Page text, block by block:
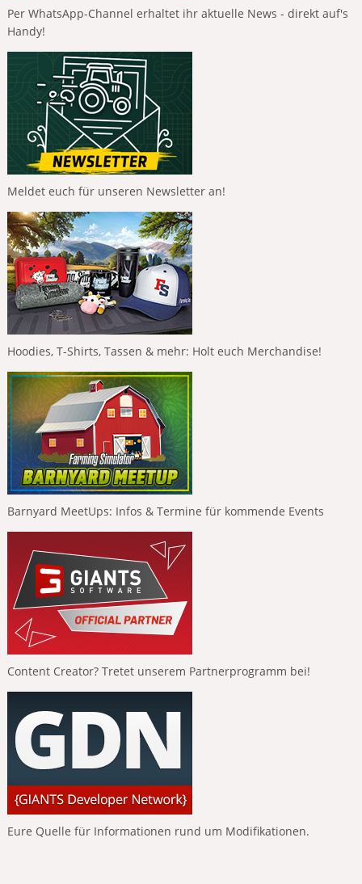
Per WhatsApp-Channel erhaltet ihr aktuelle News - direkt auf's
Handy!
Meldet euch für unseren Newsletter an!
Hoodies, T-Shirts, Tassen & mehr: Holt euch Merchandise!
Barnyard MeetUps: Infos & Termine für kommende Events
Content Creator? Tretet unserem Partnerprogramm bei!
Eure Quelle für Informationen rund um Modifikationen.